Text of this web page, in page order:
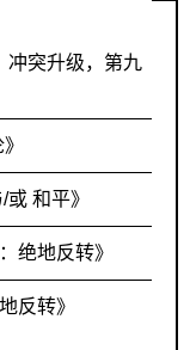
冲突升级，第九
》
或 和平》
绝地反转》
反转》